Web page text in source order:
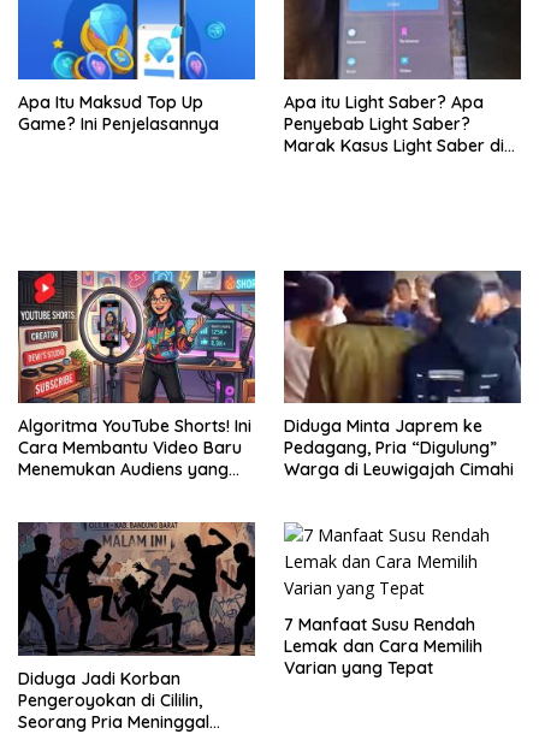
Apa Itu Maksud Top Up
Game? Ini Penjelasannya
Apa itu Light Saber? Apa
Penyebab Light Saber?
Marak Kasus Light Saber di
Algoritma YouTube Shorts! Ini
Cara Membantu Video Baru
Menemukan Audiens yang
Diduga Minta Japrem ke
Pedagang, Pria “Digulung”
Warga di Leuwigajah Cimahi
Diduga Jadi Korban
Pengeroyokan di Cililin,
Seorang Pria Meninggal
7 Manfaat Susu Rendah
Lemak dan Cara Memilih
Varian yang Tepat